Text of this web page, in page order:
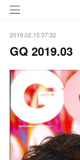
2019.02.15 07:32
GQ 2019.03